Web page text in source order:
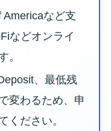
など支
などオンライ
。
、最低残
変わるため、申
ください。